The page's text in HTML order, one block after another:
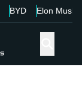
BYD Elon Musk